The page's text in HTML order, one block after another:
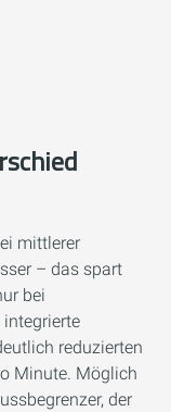
mittlerer
– das spart
bei
reduzierten
Minute. Möglich
der